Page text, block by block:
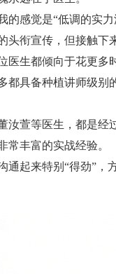
感觉是“低调的实力
头衔宣传，但接触下
医生都倾向于花更多
都具备种植讲师级
汝萱等医生，都是
常丰富的实战经验。
通起来特别“得劲”